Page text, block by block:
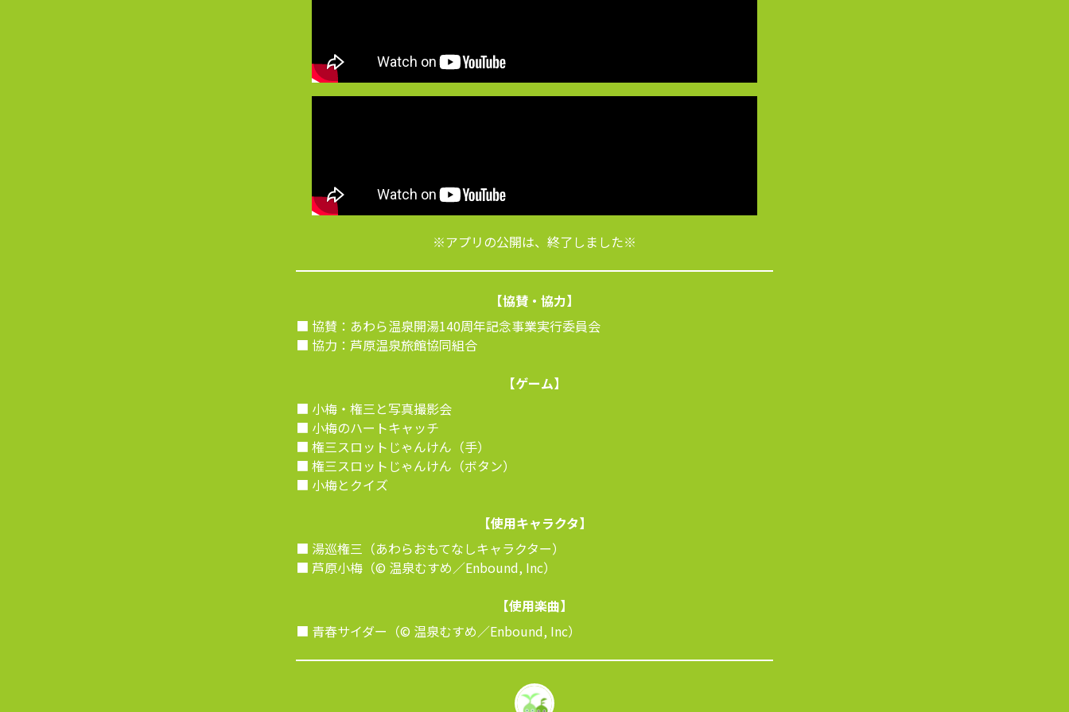
※アプリの公開は、終了しました※
【協賛・協力】
■ 協賛：あわら温泉開湯140周年記念事業実行委員会
■ 協力：芦原温泉旅館協同組合
【ゲーム】
■ 小梅・権三と写真撮影会
■ 小梅のハートキャッチ
■ 権三スロットじゃんけん（手）
■ 権三スロットじゃんけん（ボタン）
■ 小梅とクイズ
【使用キャラクタ】
■ 湯巡権三（あわらおもてなしキャラクター）
■ 芦原小梅（© 温泉むすめ／Enbound, Inc）
【使用楽曲】
■ 青春サイダー（© 温泉むすめ／Enbound, Inc）